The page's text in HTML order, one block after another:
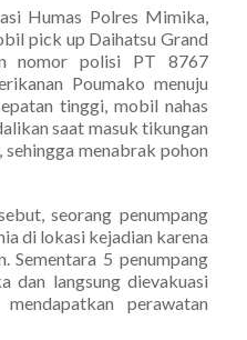
Humas Polres Mimika,
pick up Daihatsu Grand
nomor polisi PT 8767
Poumako menuju
tinggi, mobil nahas
saat masuk tikungan
menabrak pohon
seorang penumpang
di lokasi kejadian karena
Sementara 5 penumpang
dan langsung dievakuasi
perawatan